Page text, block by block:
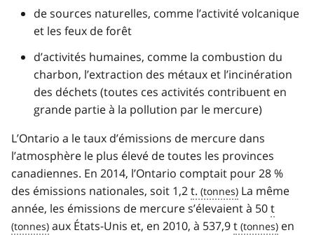
de sources naturelles, comme l’activité volcanique
et les feux de forêt
d’activités humaines, comme la combustion du
charbon, l’extraction des métaux et l’incinération
des déchets (toutes ces activités contribuent en
grande partie à la pollution par le mercure)
L’Ontario a le taux d’émissions de mercure dans
l’atmosphère le plus élevé de toutes les provinces
canadiennes. En 2014, l’Ontario comptait pour 28 %
des émissions nationales, soit 1,2t.
La même
année, les émissions de mercure s’élevaient à 50t
aux États-Unis et, en 2010, à 537,9t
en